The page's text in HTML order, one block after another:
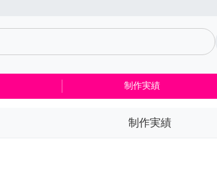
制作実績
制作実績